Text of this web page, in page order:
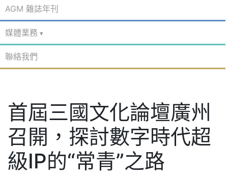
AGM 雜誌年刊
媒體業務
聯絡我們
首屆三國文化論壇廣州
召開，探討數字時代超
級IP的“常青”之路